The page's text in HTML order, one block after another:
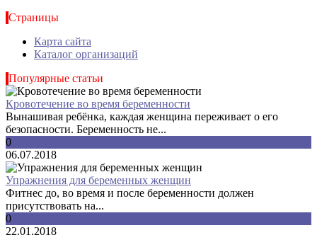
Страницы
Карта сайта
Каталог организаций
Популярные статьи
Кровотечение во время беременности
Вынашивая ребёнка, каждая женщина переживает о его
безопасности. Беременность не...
0
06.07.2018
Упражнения для беременных женщин
Фитнес до, во время и после беременности должен
присутствовать на...
0
22.01.2018